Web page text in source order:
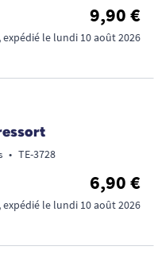
9,90 €
, expédié le lundi 10 août 2026
• TE-3728
6,90 €
, expédié le lundi 10 août 2026